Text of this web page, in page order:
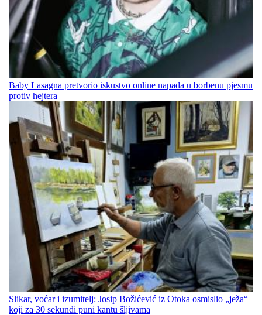
Baby Lasagna pretvorio iskustvo online napada u borbenu pjesmu
protiv hejtera
Slikar, voćar i izumitelj: Josip Božićević iz Otoka osmislio „ježa“
koji za 30 sekundi puni kantu šljivama